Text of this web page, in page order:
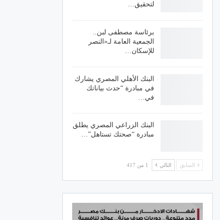
لتحقيق…
برئاسة مصطفى لبن..
الجمعية العامة لـ«النصر
للإسكان…
البنك الأهلي المصري يشارك
في مبادرة “حدث بياناتك
في…
البنك الزراعي المصري يطلق
مبادرة “صحتك تستاهل”…
السابق التالي 1 من 417